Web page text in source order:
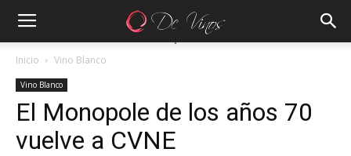
Inicio Vino Blanco
Vino Blanco
El Monopole de los años 70
vuelve a CVNE